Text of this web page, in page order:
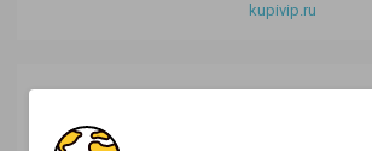
kupivip.ru